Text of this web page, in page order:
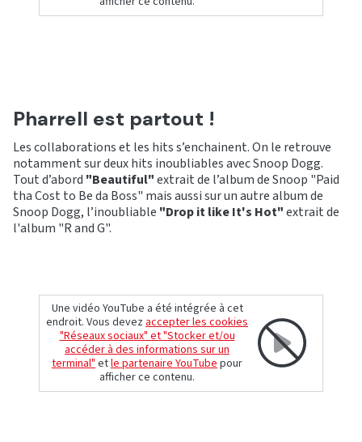
Pharrell est partout !
Les collaborations et les hits s’enchainent. On le retrouve
notamment sur deux hits inoubliables avec Snoop Dogg.
Tout d’abord "Beautiful"extrait de l’album de Snoop "Paid
tha Cost to Be da Boss" mais aussi sur un autre album de
Snoop Dogg, l’inoubliable "Drop it like It's Hot"extrait de
l'album "R and G".
Une vidéo YouTube a été intégrée à cet
endroit. Vous devez accepter les cookies
"Réseaux sociaux" et "Stocker et/ou
accéder à des informations sur un
terminal" etle partenaire YouTube pour
afficher ce contenu.